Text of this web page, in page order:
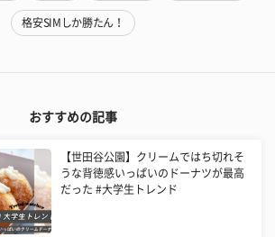
格安SIMしか勝たん！
おすすめの記事
【世田谷公園】クリームではち切れそ
うな背徳感いっぱいのドーナツが最高
だった #大学生トレンド